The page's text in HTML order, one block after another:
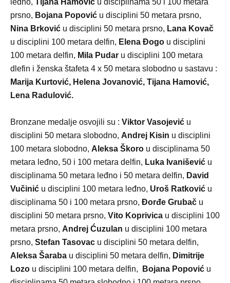
leđno, Tijana Hamović u disciplinama 50 i 100 metara
prsno, Bojana Popović u disciplini 50 metara prsno,
Nina Brković u disciplini 50 metara prsno, Lana Kovač
u disciplini 100 metara delfin, Elena Đogo u disciplini
100 metara delfin, Mila Pudar u disciplini 100 metara
dlefin i ženska štafeta 4 x 50 metara slobodno u sastavu :
Marija Kurtović, Helena Jovanović, Tijana Hamović,
Lena Radulović.
Bronzane medalje osvojili su : Viktor Vasojević u
disciplini 50 metara slobodno, Andrej Kisin u disciplini
100 metara slobodno, Aleksa Škoro u disciplinama 50
metara leđno, 50 i 100 metara delfin, Luka Ivanišević u
disciplinama 50 metara leđno i 50 metara delfin, David
Vučinić u disciplini 100 metara leđno, Uroš Ratković u
disciplinama 50 i 100 metara prsno, Đorđe Grubač u
disciplini 50 metara prsno, Vito Koprivica u disciplini 100
metara prsno, Andrej Ćuzulan u disciplini 100 metara
prsno, Stefan Tasovac u disciplini 50 metara delfin,
Aleksa Šaraba u disciplini 50 metara delfin, Dimitrije
Lozo u disciplini 100 metara delfin, Bojana Popović u